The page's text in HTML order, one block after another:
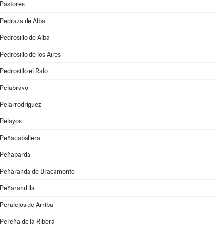
Pastores
Pedraza de Alba
Pedrosillo de Alba
Pedrosillo de los Aires
Pedrosillo el Ralo
Pelabravo
Pelarrodríguez
Pelayos
Peñacaballera
Peñaparda
Peñaranda de Bracamonte
Peñarandilla
Peralejos de Arriba
Pereña de la Ribera